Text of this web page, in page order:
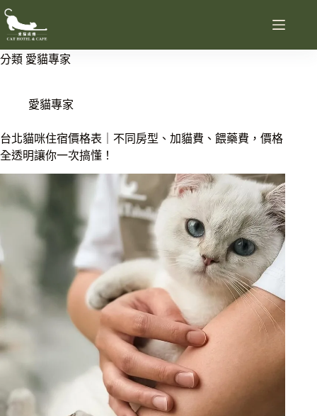
分類 愛貓專家
愛貓專家
台北貓咪住宿價格表｜不同房型、加貓費、餵藥費，價格
全透明讓你一次搞懂！